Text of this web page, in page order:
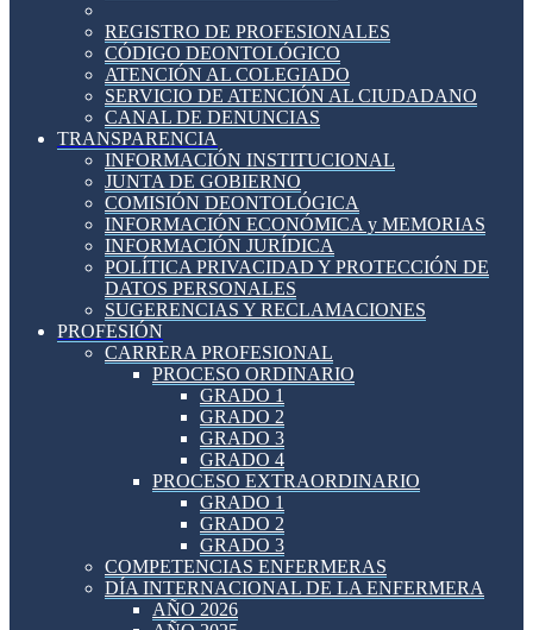
REGISTRO DE PROFESIONALES
CÓDIGO DEONTOLÓGICO
ATENCIÓN AL COLEGIADO
SERVICIO DE ATENCIÓN AL CIUDADANO
CANAL DE DENUNCIAS
TRANSPARENCIA
INFORMACIÓN INSTITUCIONAL
JUNTA DE GOBIERNO
COMISIÓN DEONTOLÓGICA
INFORMACIÓN ECONÓMICA y MEMORIAS
INFORMACIÓN JURÍDICA
POLÍTICA PRIVACIDAD Y PROTECCIÓN DE
DATOS PERSONALES
SUGERENCIAS Y RECLAMACIONES
PROFESIÓN
CARRERA PROFESIONAL
PROCESO ORDINARIO
GRADO 1
GRADO 2
GRADO 3
GRADO 4
PROCESO EXTRAORDINARIO
GRADO 1
GRADO 2
GRADO 3
COMPETENCIAS ENFERMERAS
DÍA INTERNACIONAL DE LA ENFERMERA
AÑO 2026